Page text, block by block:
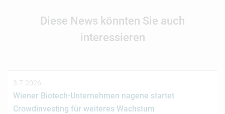
Diese News könnten Sie auch
interessieren
3.7.2026
Wiener Biotech-Unternehmen nagene startet
Crowdinvesting für weiteres Wachstum